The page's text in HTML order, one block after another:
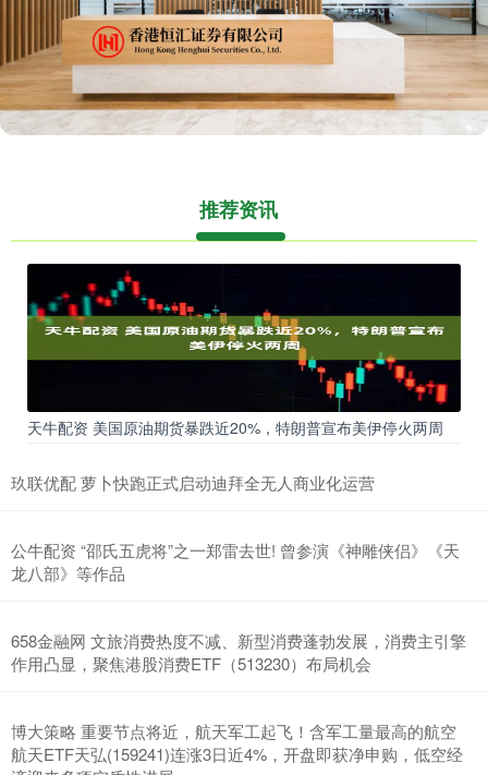
推荐资讯
天牛配资 美国原油期货暴跌近20%，特朗普宣布美伊停火两周
玖联优配 萝卜快跑正式启动迪拜全无人商业化运营
公牛配资 “邵氏五虎将”之一郑雷去世! 曾参演《神雕侠侣》《天
龙八部》等作品
658金融网 文旅消费热度不减、新型消费蓬勃发展，消费主引擎
作用凸显，聚焦港股消费ETF（513230）布局机会
博大策略 重要节点将近，航天军工起飞！含军工量最高的航空
航天ETF天弘(159241)连涨3日近4%，开盘即获净申购，低空经